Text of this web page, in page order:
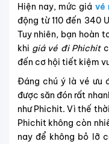
Hiện nay, mức giá vé
động từ 110 đến 340
Tuy nhiên, bạn hoàn
khi giá vé đi Phichit
đến cơ hội tiết kiệm
Đáng chú ý là vé ưu
được săn đón rất
như Phichit. Vì thế
Phichit không còn
nay để không bỏ lỡ